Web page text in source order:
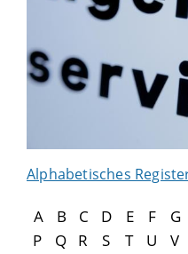
Alphabetisches
A B C D E F G
P
Q R S T U V